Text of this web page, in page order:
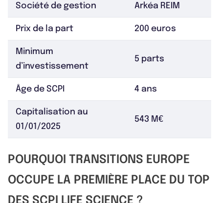
Société de gestion Arkéa REIM
Prix de la part 200 euros
Minimum
d’investissement
5 parts
Âge de SCPI 4 ans
Capitalisation au
01/01/2025
543 M€
POURQUOI TRANSITIONS EUROPE
OCCUPE LA PREMIÈRE PLACE DU TOP